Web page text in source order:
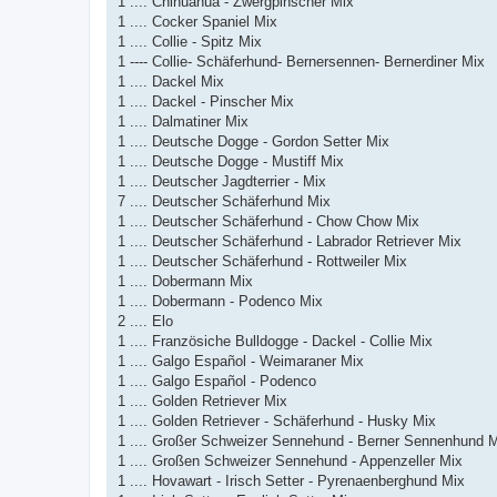
1 .... Cocker Spaniel Mix
1 .... Collie - Spitz Mix
1 ---- Collie- Schäferhund- Bernersennen- Bernerdiner Mix
1 .... Dackel Mix
1 .... Dackel - Pinscher Mix
1 .... Dalmatiner Mix
1 .... Deutsche Dogge - Gordon Setter Mix
1 .... Deutsche Dogge - Mustiff Mix
1 .... Deutscher Jagdterrier - Mix
7 .... Deutscher Schäferhund Mix
1 .... Deutscher Schäferhund - Chow Chow Mix
1 .... Deutscher Schäferhund - Labrador Retriever Mix
1 .... Deutscher Schäferhund - Rottweiler Mix
1 .... Dobermann Mix
1 .... Dobermann - Podenco Mix
2 .... Elo
1 .... Französiche Bulldogge - Dackel - Collie Mix
1 .... Galgo Español - Weimaraner Mix
1 .... Galgo Español - Podenco
1 .... Golden Retriever Mix
1 .... Golden Retriever - Schäferhund - Husky Mix
1 .... Großer Schweizer Sennehund - Berner Sennenhund
1 .... Großen Schweizer Sennehund - Appenzeller Mix
1 .... Hovawart - Irisch Setter - Pyrenaenberghund Mix